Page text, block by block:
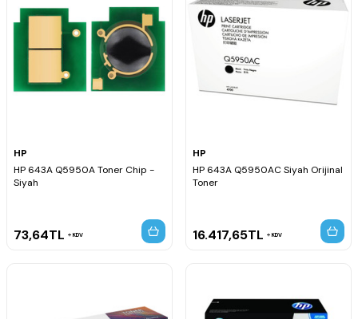
HP
HP 643A Q5950A Toner Chip -
Siyah
73,64TL KDV
HP
HP 643A Q5950AC Siyah Orijinal
Toner
16.417,65TL KDV